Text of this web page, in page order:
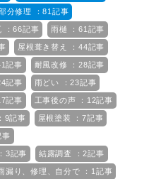
分修理 ：81記事
：66記事 雨樋 ：61記事
屋根葺き替え ：44記事
記事 耐風改修 ：28記事
記事 雨どい ：23記事
記事 工事後の声 ：12記事
9記事 屋根塗装 ：7記事
事
3記事 結露調査 ：2記事
漏り、修理、自分で ：1記事